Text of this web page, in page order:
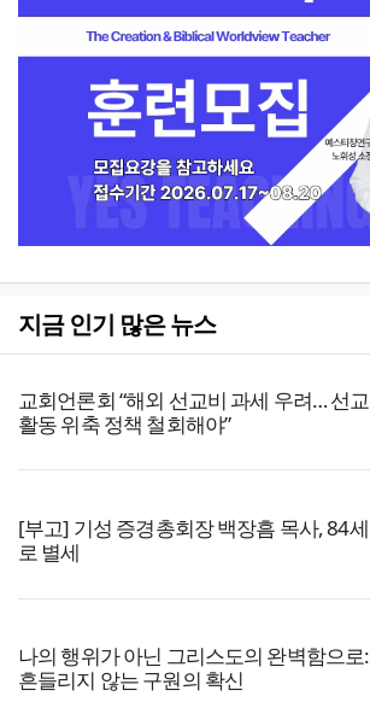
지금 인기 많은 뉴스
교회언론회 “해외 선교비 과세 우려… 선교
활동 위축 정책 철회해야”
[부고] 기성 증경총회장 백장흠 목사, 84세
로 별세
나의 행위가 아닌 그리스도의 완벽함으로:
흔들리지 않는 구원의 확신